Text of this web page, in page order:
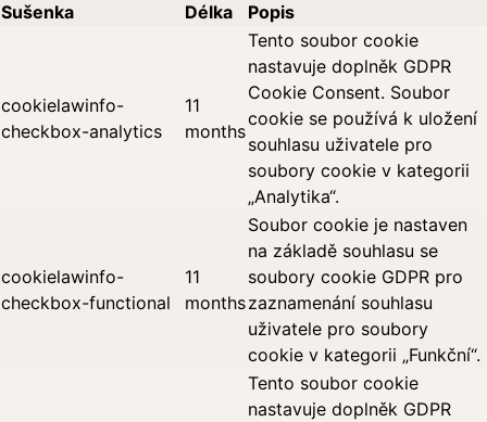
Sušenka
Délka Popis
cookielawinfo-
checkbox-analytics
11
months
Tento soubor cookie
nastavuje doplněk GDPR
Cookie Consent. Soubor
cookie se používá k uložení
souhlasu uživatele pro
soubory cookie v kategorii
„Analytika“.
cookielawinfo-
checkbox-functional
11
months
Soubor cookie je nastaven
na základě souhlasu se
soubory cookie GDPR pro
zaznamenání souhlasu
uživatele pro soubory
cookie v kategorii „Funkční“.
Tento soubor cookie
nastavuje doplněk GDPR